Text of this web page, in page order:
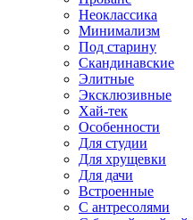
Неоклассика
Минимализм
Под старину
Скандинавские
Элитные
Эксклюзивные
Хай-тек
Особенности
Для студии
Для хрущевки
Для дачи
Встроенные
С антресолями